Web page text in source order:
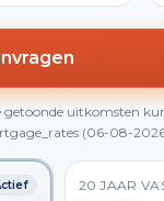
uitkomsten
(06-08-
20 JAAR